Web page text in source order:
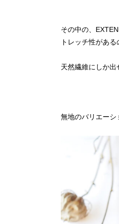
その中の、
トレッチ性がある
天然繊維にしか出
無地のバリエーシ